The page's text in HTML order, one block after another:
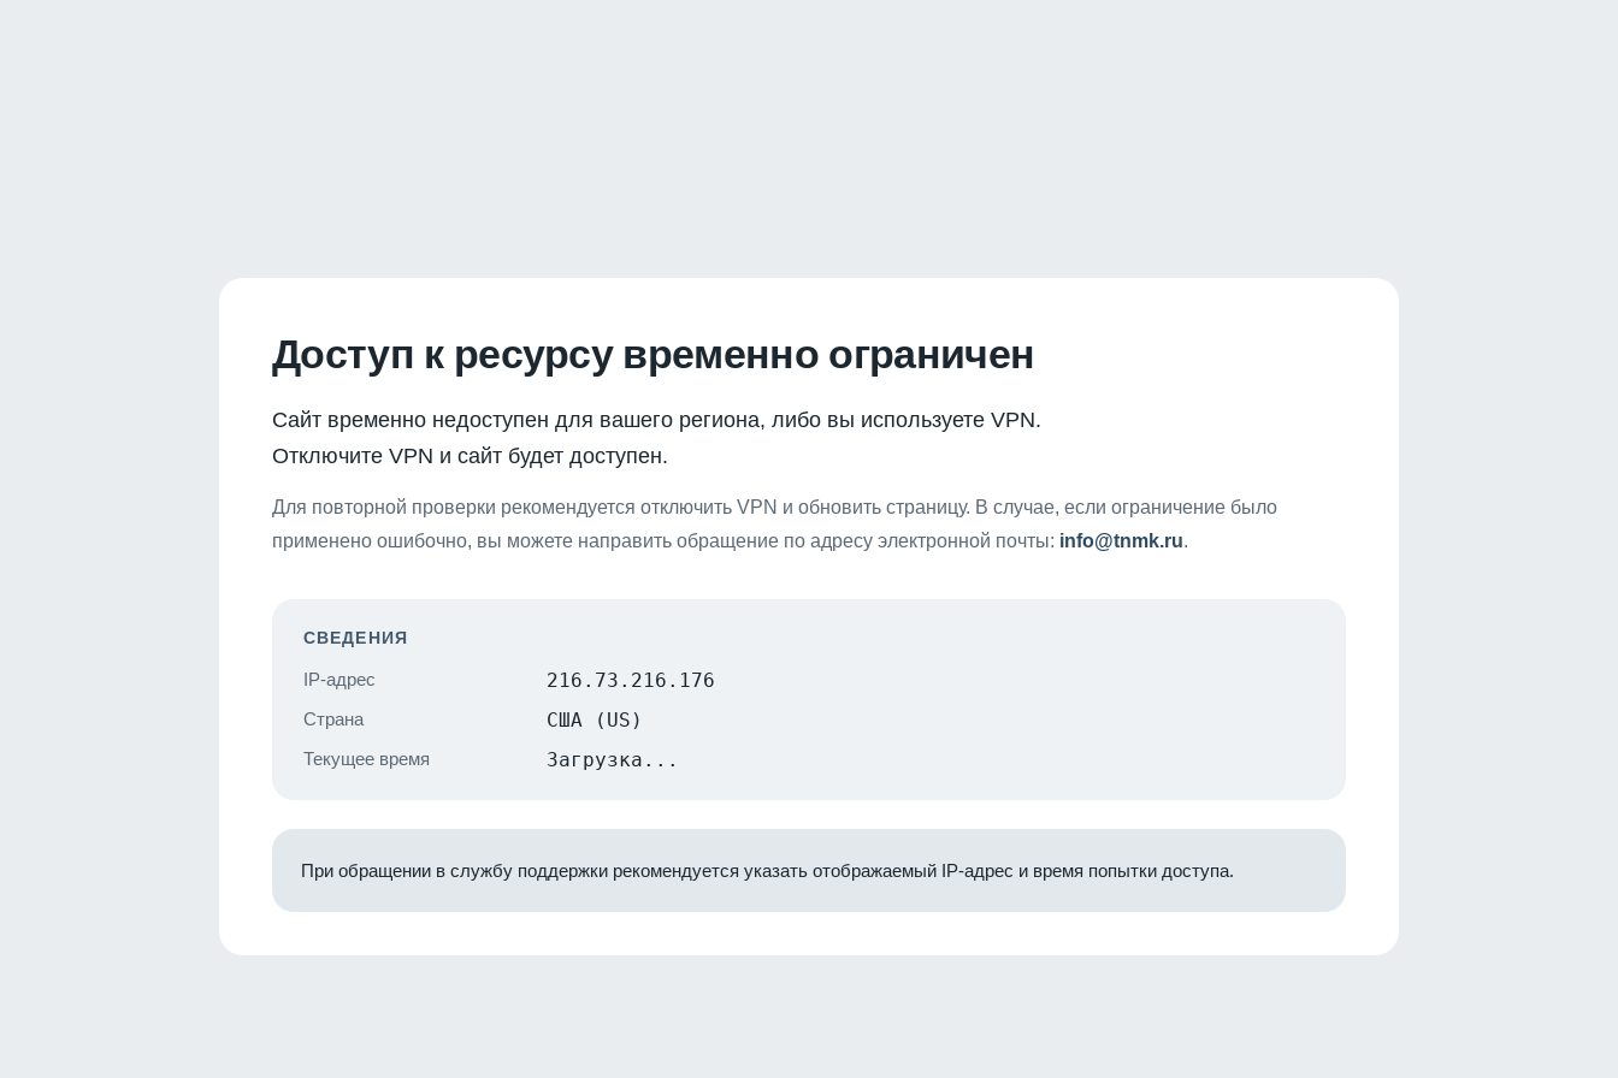
Доступ к ресурсу временно ограничен
Сайт временно недоступен для вашего региона, либо вы используете VPN.
Отключите VPN и сайт будет доступен.
Для повторной проверки рекомендуется отключить VPN и обновить страницу. В случае, если ограничение было
применено ошибочно, вы можете направить обращение по адресу электронной почты: info@tnmk.ru.
СВЕДЕНИЯ
IP-адрес 216.73.216.176
Страна США (US)
Текущее время Загрузка...
При обращении в службу поддержки рекомендуется указать отображаемый IP-адрес и время попытки доступа.